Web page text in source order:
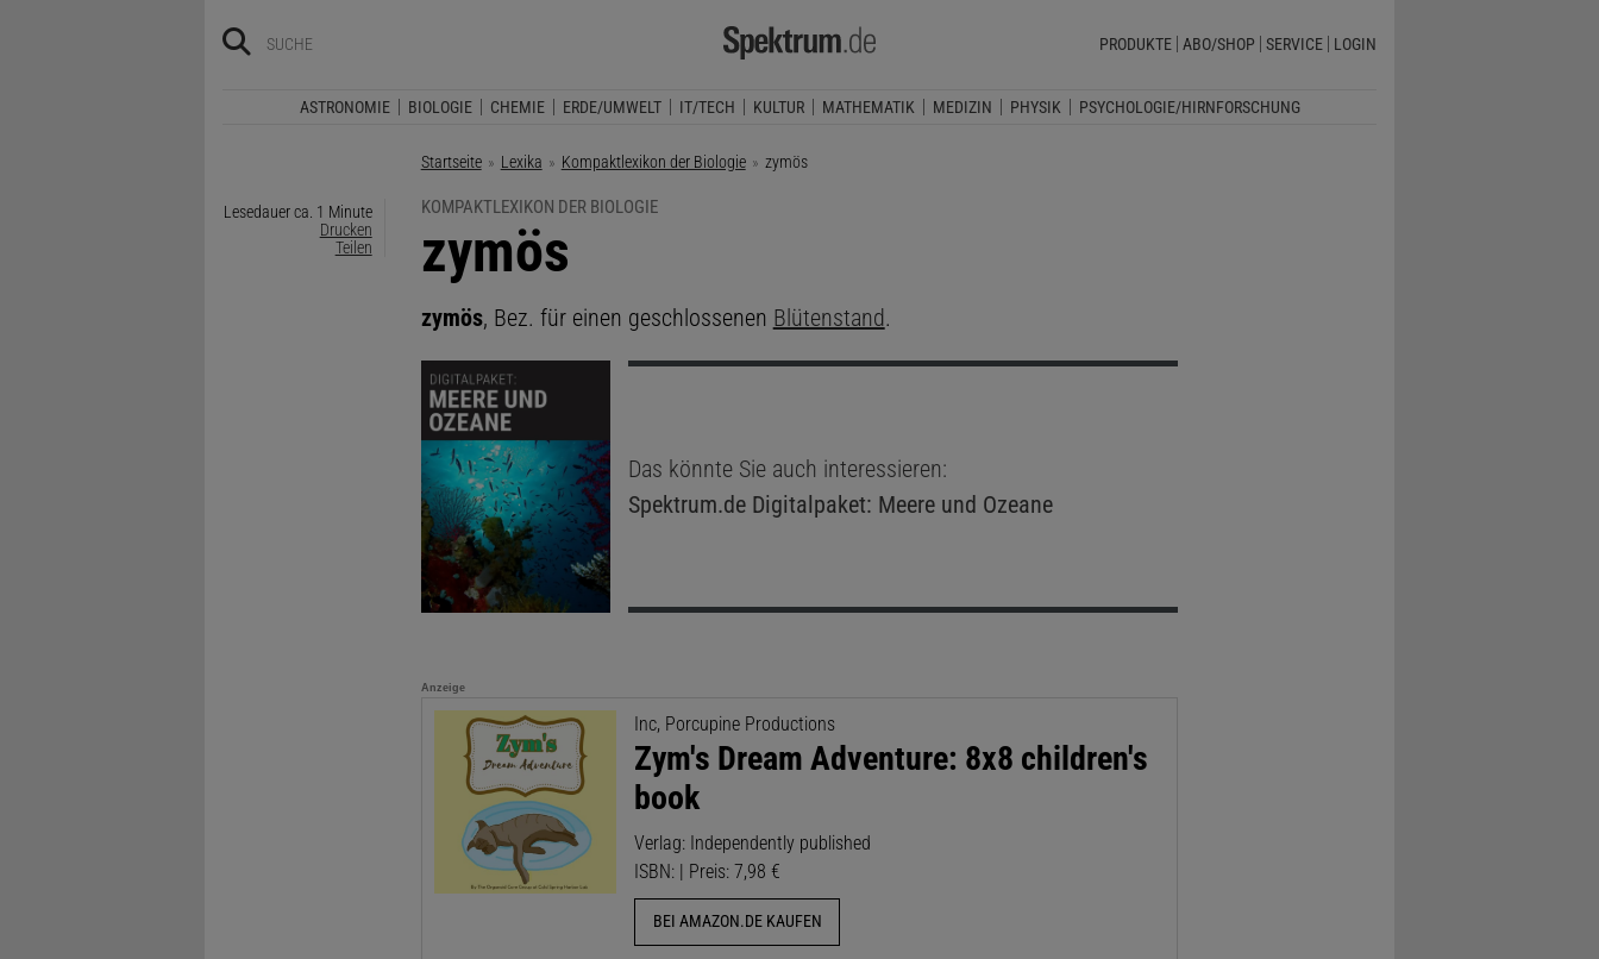
PRODUKTE ABO/SHOP SERVICE LOGIN
ASTRONOMIE BIOLOGIE CHEMIE ERDE/UMWELT IT/TECH KULTUR MATHEMATIK MEDIZIN PHYSIK PSYCHOLOGIE/HIRNFORSCHUNG
Startseite Lexika Kompaktlexikon der Biologie Aktuelle Seite:
zymös
Lesedauer ca. 1 Minute
Drucken
Teilen
KOMPAKTLEXIKON DER BIOLOGIE
:
zymös
zymös, Bez. für einen geschlossenen Blütenstand.
Das könnte Sie auch interessieren:
Spektrum.deDigitalpaket: Meere und Ozeane
Anzeige
Inc, Porcupine Productions
Zym's Dream Adventure: 8x8 children's
book
Verlag: Independently published
ISBN: | Preis: 7,98 €
BEI AMAZON.DE KAUFEN